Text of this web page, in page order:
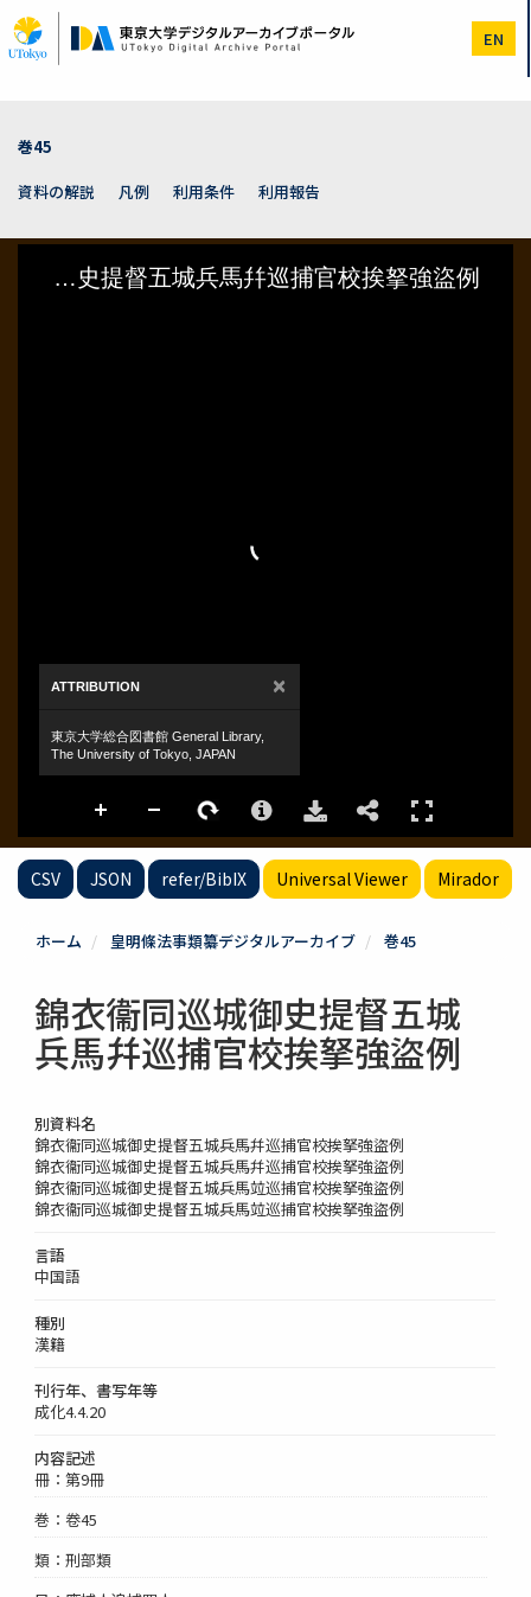
イ
ン
EN
巻45
資料の解説
凡例 利用条件 利用報告
CSV JSON refer/BibIX Universal Viewer Mirador
ホーム 皇明條法事類纂デジタルアーカイブ 巻45
錦衣衞同巡城御史提督五城
兵馬幷巡捕官校挨拏強盜例
別資料名
錦衣衞同巡城御史提督五城兵馬幷巡捕官校挨拏強盜例
錦衣衞同巡城御史提督五城兵馬幷巡捕官校挨拏強盜例
錦衣衞同巡城御史提督五城兵馬竝巡捕官校挨拏強盜例
錦衣衞同巡城御史提督五城兵馬竝巡捕官校挨拏強盜例
言語
中国語
種別
漢籍
刊行年、書写年等
成化4.4.20
内容記述
冊：第9冊
巻：卷45
類：刑部類